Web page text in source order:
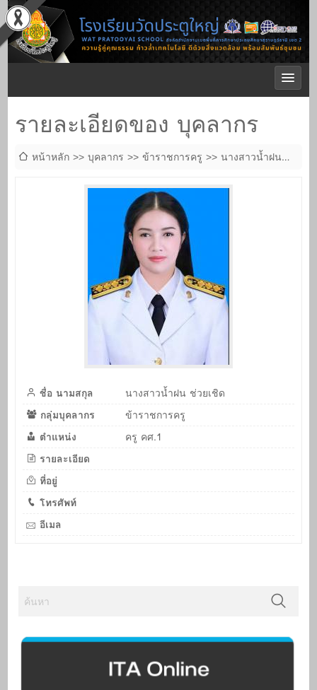
รายละเอียดของ บุคลากร
หน้าหลัก บุคลากร ข้าราชการครู
นางสาวน้ำฝน
ชื่อ นามสกุล
นางสาวน้ำฝน ช่วยเชิด
กลุ่มบุคลากร
ข้าราชการครู
ตำแหน่ง
ครู คศ.1
รายละเอียด
ที่อยู่
โทรศัพท์
อีเมล